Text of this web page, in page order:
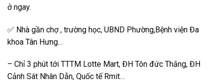
ở ngay.
✅ Nhà gần chợ , trường học, UBND Phường,Bệnh viện Đa
khoa Tân Hưng…
– Chỉ 3 phút tới TTTM Lotte Mart, ĐH Tôn đức Thắng, ĐH
Cảnh Sát Nhân Dẫn, Quốc tế Rmit…